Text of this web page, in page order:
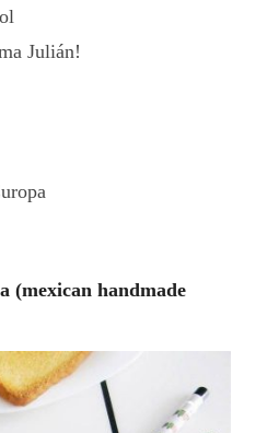
Julián!
(mexican handmade